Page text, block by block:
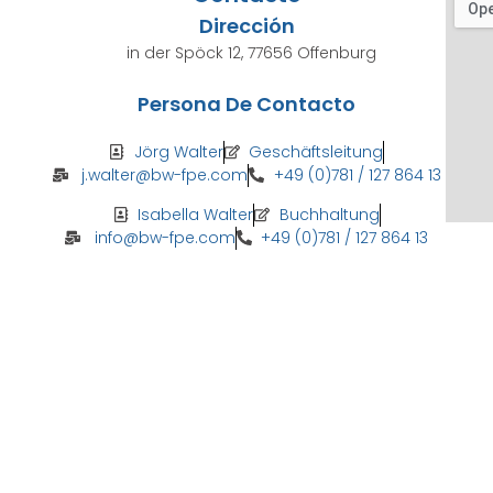
Dirección
in der Spöck 12, 77656 Offenburg
Persona De Contacto
Jörg Walter
Geschäftsleitung
j.walter@bw-fpe.com
+49 (0)781 / 127 864 13
Isabella Walter
Buchhaltung
info@bw-fpe.com
+49 (0)781 / 127 864 13